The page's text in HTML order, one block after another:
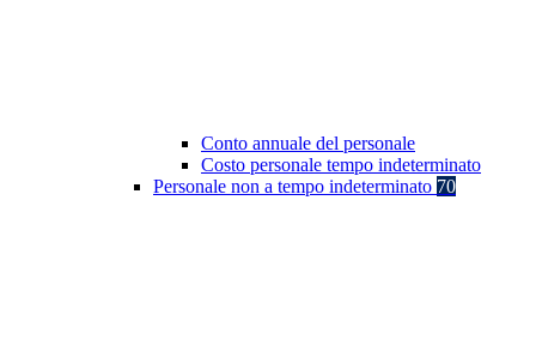
Conto annuale del personale
Costo personale tempo indeterminato
Personale non a tempo indeterminato 70